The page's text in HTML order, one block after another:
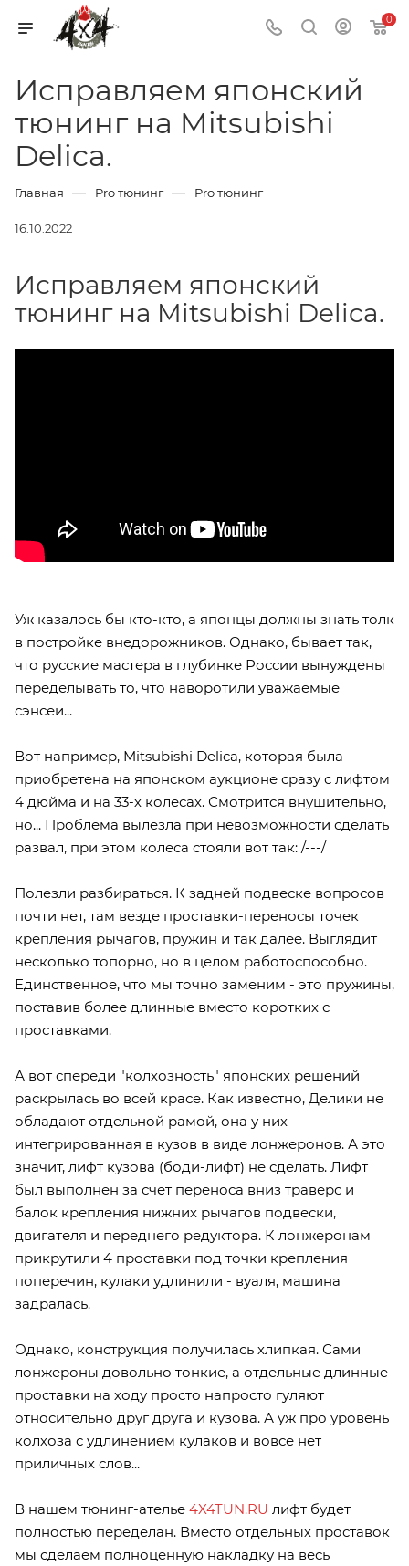
0
Исправляем японский
тюнинг на Mitsubishi
Delica.
Главная — Pro тюнинг — Pro тюнинг
16.10.2022
Исправляем японский
тюнинг на Mitsubishi Delica.
Уж казалось бы кто-кто, а японцы должны знать толк
в постройке внедорожников. Однако, бывает так,
что русские мастера в глубинке России вынуждены
переделывать то, что наворотили уважаемые
сэнсеи...
Вот например, Mitsubishi Delica, которая была
приобретена на японском аукционе сразу с лифтом
4 дюйма и на 33-х колесах. Смотрится внушительно,
но... Проблема вылезла при невозможности сделать
развал, при этом колеса стояли вот так: /---/
Полезли разбираться. К задней подвеске вопросов
почти нет, там везде проставки-переносы точек
крепления рычагов, пружин и так далее. Выглядит
несколько топорно, но в целом работоспособно.
Единственное, что мы точно заменим - это пружины,
поставив более длинные вместо коротких с
проставками.
А вот спереди "колхозность" японских решений
раскрылась во всей красе. Как известно, Делики не
обладают отдельной рамой, она у них
интегрированная в кузов в виде лонжеронов. А это
значит, лифт кузова (боди-лифт) не сделать. Лифт
был выполнен за счет переноса вниз траверс и
балок крепления нижних рычагов подвески,
двигателя и переднего редуктора. К лонжеронам
прикрутили 4 проставки под точки крепления
поперечин, кулаки удлинили - вуаля, машина
задралась.
Однако, конструкция получилась хлипкая. Сами
лонжероны довольно тонкие, а отдельные длинные
проставки на ходу просто напросто гуляют
относительно друг друга и кузова. А уж про уровень
колхоза с удлинением кулаков и вовсе нет
приличных слов...
В нашем тюнинг-ателье 4X4TUN.RU лифт будет
полностью переделан. Вместо отдельных проставок
мы сделаем полноценную накладку на весь